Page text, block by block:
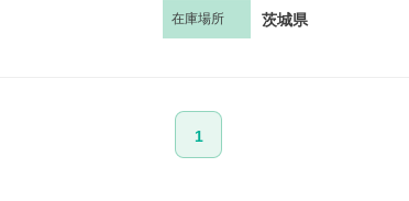
在庫場所 茨城県
1